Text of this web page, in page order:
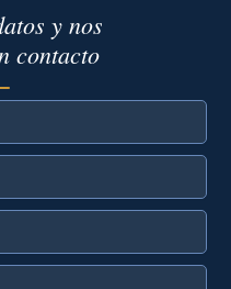
y nos
contacto